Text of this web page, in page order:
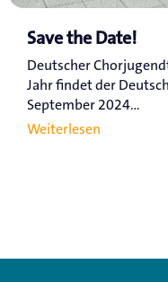
Save the Date!
Deutscher
Jahr findet der
September 2024...
Weiterlesen